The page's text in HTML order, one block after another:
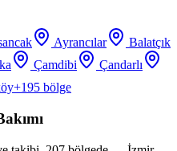
Ayrancılar
Balatçık
Çamdibi
Çandarlı
+195 bölge